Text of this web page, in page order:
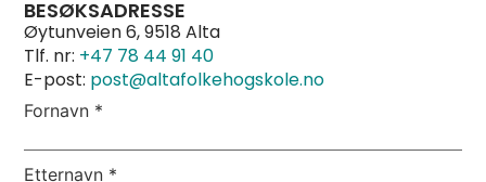
BESØKSADRESSE
Øytunveien 6, 9518 Alta
Tlf. nr: +47 78 44 91 40
E-post: post@altafolkehogskole.no
Fornavn *
Etternavn *